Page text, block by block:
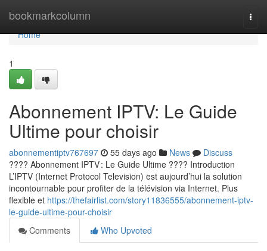
bookmarkcolumn
Home
Home
1
Abonnement IPTV: Le Guide
Ultime pour choisir
abonnementiptv767697 55 days ago News
Discuss
???? Abonnement IPTV : Le Guide Ultime ???? Introduction
L’IPTV (Internet Protocol Television) est aujourd’hui la solution
incontournable pour profiter de la télévision via Internet. Plus
flexible et https://thefairlist.com/story11836555/abonnement-iptv-
le-guide-ultime-pour-choisir
Comments
Who Upvoted